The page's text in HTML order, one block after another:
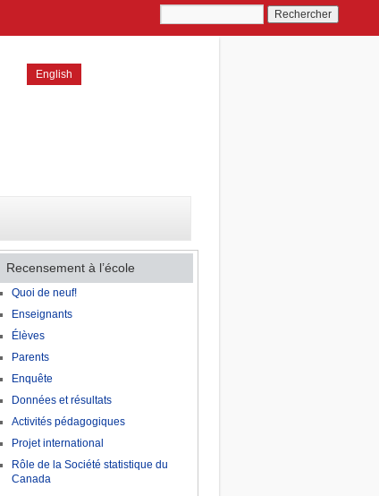
English
Recensement à l’école
Quoi de neuf!
Enseignants
Élèves
Parents
Enquête
Données et résultats
Activités pédagogiques
Projet international
Rôle de la Société statistique du
Canada